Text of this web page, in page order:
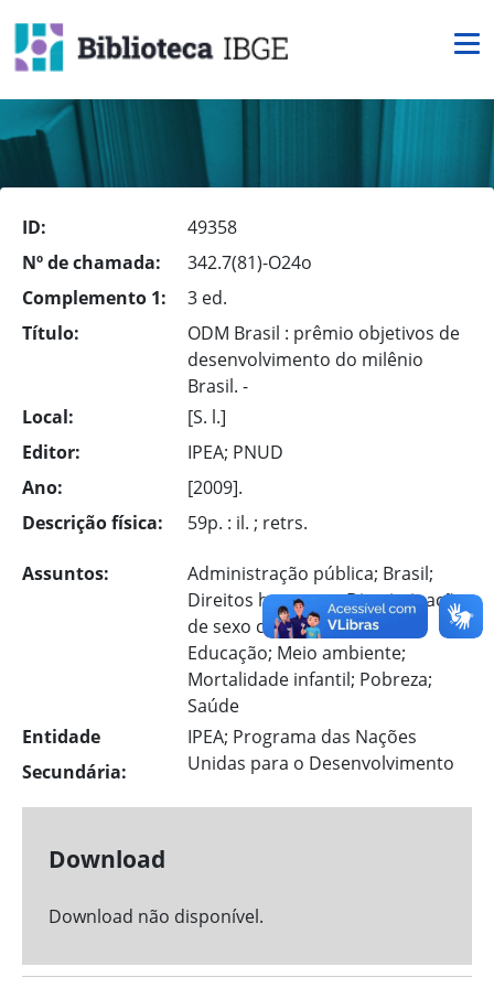
ID:
49358
Nº de chamada:
342.7(81)-O24o
Complemento 1:
3 ed.
Título:
ODM Brasil : prêmio objetivos de
desenvolvimento do milênio
Brasil. -
Local:
[S. l.]
Editor:
IPEA; PNUD
Ano:
[2009].
Descrição física:
59p. : il. ; retrs.
Assuntos:
Administração pública; Brasil;
Direitos humanos; Discriminação
de sexo contra as mulheres;
Educação; Meio ambiente;
Mortalidade infantil; Pobreza;
Saúde
Entidade
Secundária:
IPEA; Programa das Nações
Unidas para o Desenvolvimento
Download
Download não disponível.